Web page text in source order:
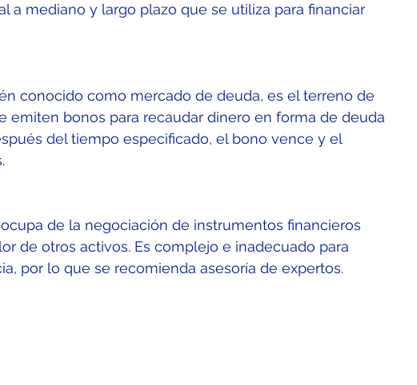
a mediano y largo plazo que se utiliza para financiar
conocido como mercado de deuda, es el terreno de
emiten bonos para recaudar dinero en forma de deuda
del tiempo especificado, el bono vence y el
de la negociación de instrumentos financieros
de otros activos. Es complejo e inadecuado para
por lo que se recomienda asesoría de expertos.